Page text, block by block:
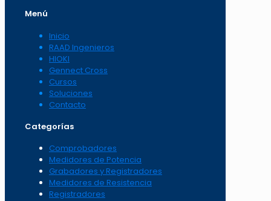
Menú
Inicio
RAAD Ingenieros
HIOKI
Gennect Cross
Cursos
Soluciones
Contacto
Categorías
Comprobadores
Medidores de Potencia
Grabadores y Registradores
Medidores de Resistencia
Registradores